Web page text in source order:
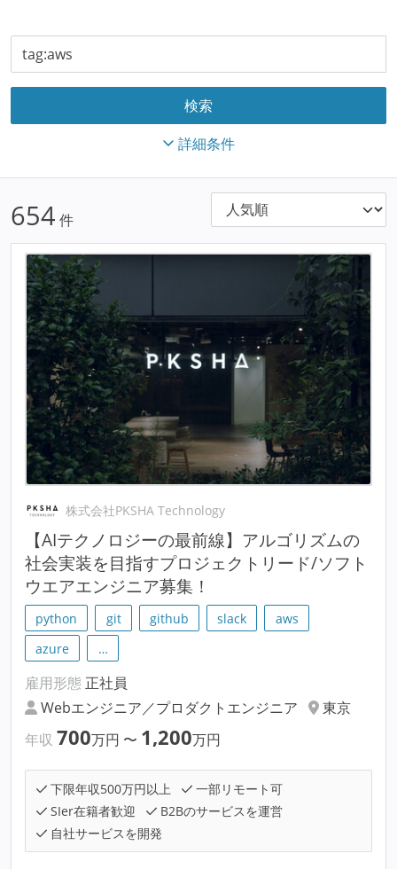
詳細条件
654 件
株式会社PKSHA Technology
【AIテクノロジーの最前線】アルゴリズムの
社会実装を目指すプロジェクトリード/ソフト
ウエアエンジニア募集！
python git github slack
aws
azure
…
雇用形態 正社員
Webエンジニア／プロダクトエンジニア
東京
年収 700万円 〜 1,200万円
下限年収500万円以上
一部リモート可
SIer在籍者歓迎
B2Bのサービスを運営
自社サービスを開発